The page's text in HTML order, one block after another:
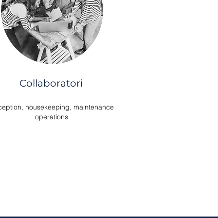
Collaboratori
housekeeping, maintenance
operations